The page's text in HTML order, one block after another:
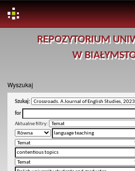
REPOZYTORIUM
W
Wyszukaj
Szukaj:
for
Aktualne filtry: